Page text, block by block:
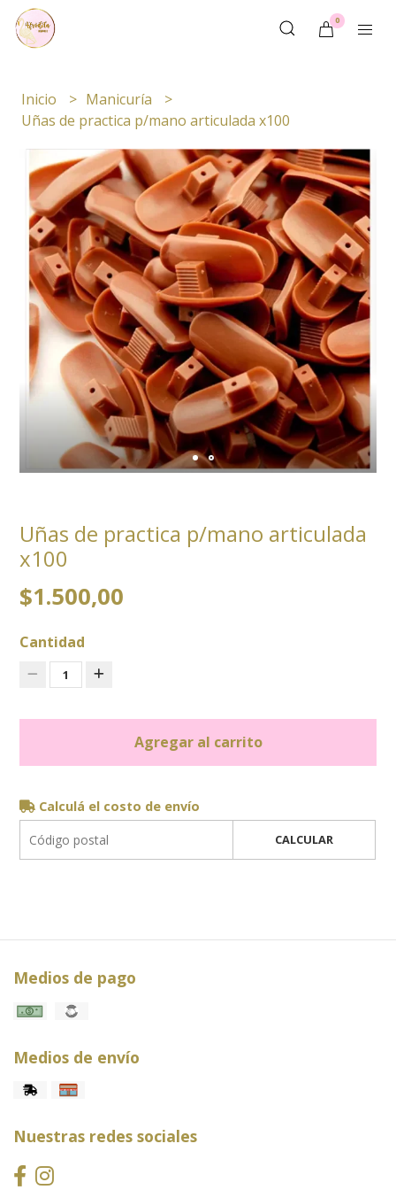
0
Inicio
Manicuría
Uñas de practica p/mano articulada x100
Uñas de practica p/mano articulada
x100
$1.500,00
Cantidad
1
Agregar al carrito
Calculá el costo de envío
CALCULAR
Medios de pago
Medios de envío
Nuestras redes sociales